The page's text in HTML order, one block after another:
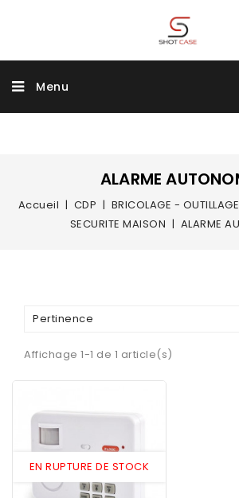
Menu
ALARME
Accueil CDP
BRICOLAGE -
SECURITE MAISON
ALARME
Pertinence
Affichage 1-1 de 1 article(s)
EN RUPTURE DE STOCK